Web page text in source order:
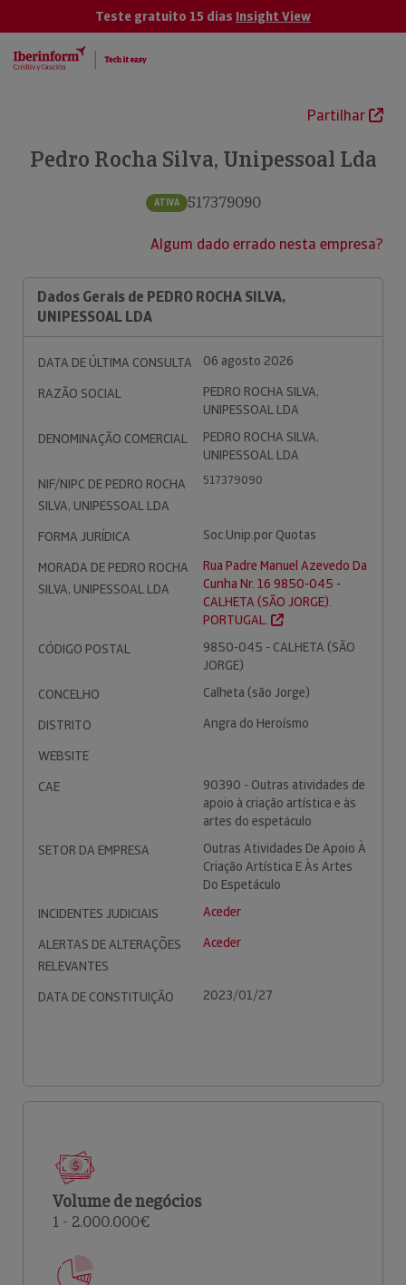
Teste gratuito 15 dias Insight View
Partilhar
Pedro Rocha Silva, Unipessoal Lda
ATIVA 517379090
Algum dado errado nesta empresa?
Dados Gerais de PEDRO ROCHA SILVA,
UNIPESSOAL LDA
DATA DE ÚLTIMA CONSULTA
06 agosto 2026
RAZÃO SOCIAL
PEDRO ROCHA SILVA,
UNIPESSOAL LDA
DENOMINAÇÃO COMERCIAL
PEDRO ROCHA SILVA,
UNIPESSOAL LDA
NIF/NIPC DE PEDRO ROCHA
SILVA, UNIPESSOAL LDA
517379090
FORMA JURÍDICA
Soc.Unip.por Quotas
MORADA DE PEDRO ROCHA
SILVA, UNIPESSOAL LDA
Rua Padre Manuel Azevedo Da
Cunha Nr. 16 9850-045 -
CALHETA (SÃO JORGE).
PORTUGAL.
CÓDIGO POSTAL
9850-045 - CALHETA (SÃO
JORGE)
CONCELHO
Calheta (são Jorge)
DISTRITO
Angra do Heroísmo
WEBSITE
CAE
90390 - Outras atividades de
apoio à criação artística e às
artes do espetáculo
SETOR DA EMPRESA
Outras Atividades De Apoio À
Criação Artística E Às Artes
Do Espetáculo
INCIDENTES JUDICIAIS
Aceder
ALERTAS DE ALTERAÇÕES
RELEVANTES
Aceder
DATA DE CONSTITUIÇÃO 2023/01/27
Volume de negócios
1 - 2.000.000€